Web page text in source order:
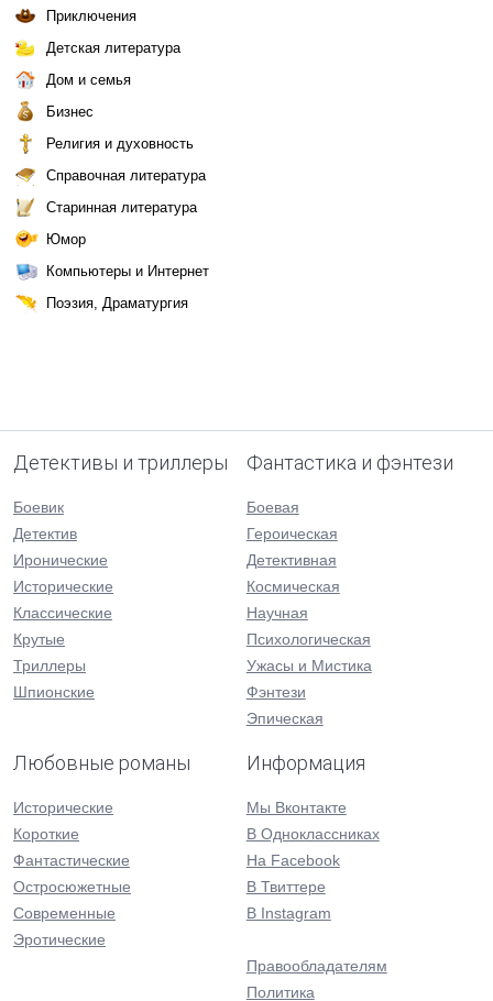
Приключения
Детская литература
Дом и семья
Бизнес
Религия и духовность
Справочная литература
Старинная литература
Юмор
Компьютеры и Интернет
Поэзия, Драматургия
Детективы и триллеры
Боевик
Детектив
Иронические
Исторические
Классические
Крутые
Триллеры
Шпионские
Фантастика и фэнтези
Боевая
Героическая
Детективная
Космическая
Научная
Психологическая
Ужасы и Мистика
Фэнтези
Эпическая
Любовные романы
Исторические
Короткие
Фантастические
Остросюжетные
Современные
Эротические
Информация
Мы Вконтакте
В Одноклассниках
На Facebook
В Твиттере
В Instagram
Правообладателям
Политика